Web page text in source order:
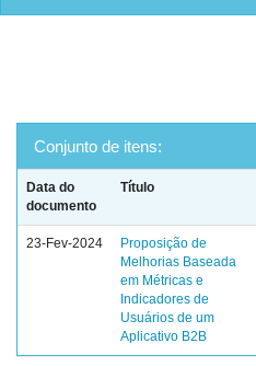
Conjunto de itens:
Data do
documento
Título
23-Fev-2024
Proposição de
Melhorias Baseada
em Métricas e
Indicadores de
Usuários de um
Aplicativo B2B